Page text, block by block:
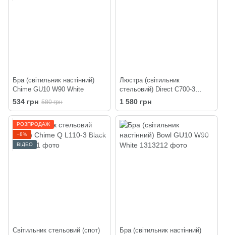
Бра (світильник настінний)
Chime GU10 W90 White
534 грн 580 грн
Люстра (світильник
стельовий) Direct C700-3
Black
1 580 грн
РОЗПРОДАЖ
−8%
ВІДЕО
Світильник стельовий (спот)
Бра (світильник настінний)